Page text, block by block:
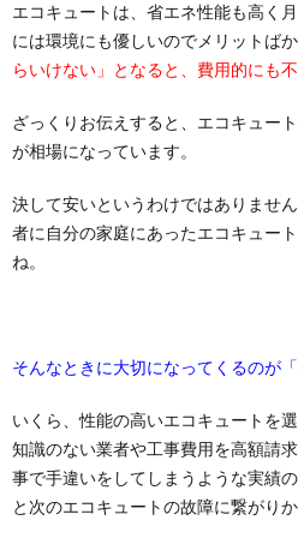
エコキュートは、省エネ性能も高く
には環境にも優しいのでメリットば
らいけない」となると、費用的にも
ざっくりお伝えすると、エコキュー
が相場になっています。
決して安いというわけではありませ
者に自分の家庭にあったエコキュー
ね。
そんなときに大切になってくるのが
いくら、性能の高いエコキュートを
知識のない業者や工事費用を高額請
事で手違いをしてしまうような実績
と次のエコキュートの故障に繋がりか